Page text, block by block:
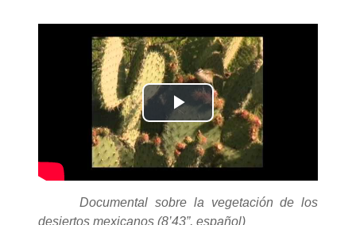
Reproducir
Vídeo
Documental sobre la vegetación de los
desiertos mexicanos (8’43”, español)